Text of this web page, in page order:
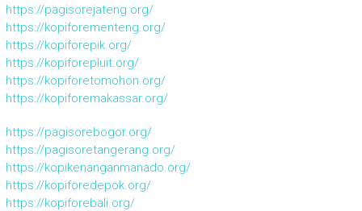
https://pagisorejateng.org/
https://kopiforementeng.org/
https://kopiforepik.org/
https://kopiforepluit.org/
https://kopiforetomohon.org/
https://kopiforemakassar.org/
https://pagisorebogor.org/
https://pagisoretangerang.org/
https://kopikenanganmanado.org/
https://kopiforedepok.org/
https://kopiforebali.org/